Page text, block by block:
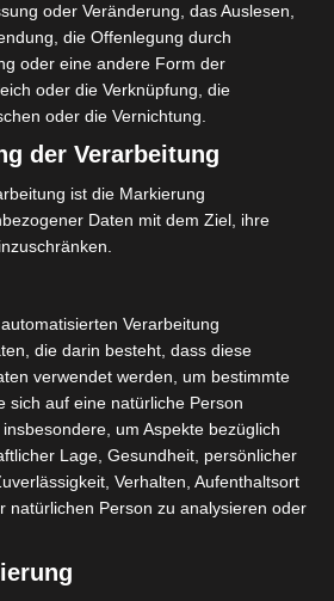
Google Adsense (Google Ireland Limited,
Street, Dublin, D04 E5W5, Ireland)
Ihre Zustimmung. Es werden seitens
personenbezogene Daten erhoben,
Welche Daten genau entnehmen
den Datenschutzbedingungen.
ist deaktiviert. ✓ Erlauben
des ersten Spieltages der
1 Pro finden am Wochenende
2021 unter Ausschluss der
Étoile Sportive du Sahel,
de Tunis, Union Sportive de Ben
Sportif Sfaxien spielen nicht an
da sie an afrikanischen
Diese Spiele werden nach
am 13 Nov 2021 nachgeholt.
oder Veränderung, das Auslesen,
die Offenlegung durch
oder eine andere Form der
oder die Verknüpfung, die
oder die Vernichtung.
der Verarbeitung
ist die Markierung
Daten mit dem Ziel, ihre
Verarbeitung
die darin besteht, dass diese
verwendet werden, um bestimmte
sich auf eine natürliche Person
um Aspekte bezüglich
Lage, Gesundheit, persönlicher
Verhalten, Aufenthaltsort
natürlichen Person zu analysieren oder